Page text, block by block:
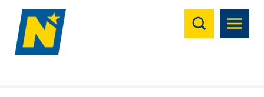
Suchen